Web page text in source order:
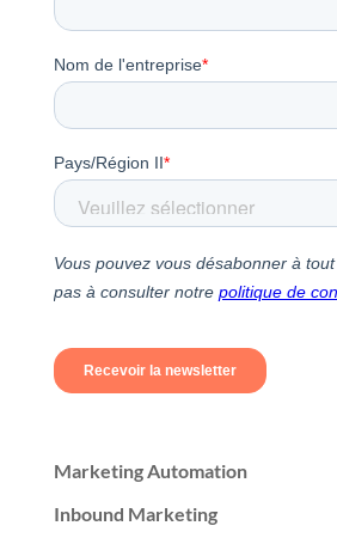
Marketing Automation
Inbound Marketing